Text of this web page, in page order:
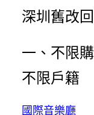
深圳舊改
一、不限
不限戶籍
國際音樂廳